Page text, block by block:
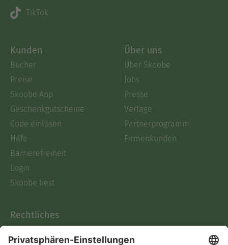
TikTok
Kunden
Bücher
Preise
Skoobe App
Geschenkgutscheine
Code einlösen
Hilfe
Barrierefreiheit
Login
Skoobe liest
Über uns
Über Skoobe
Jobs
Presse
Verlage
Partnerprogramm
Firmenkunden
Rechtliches